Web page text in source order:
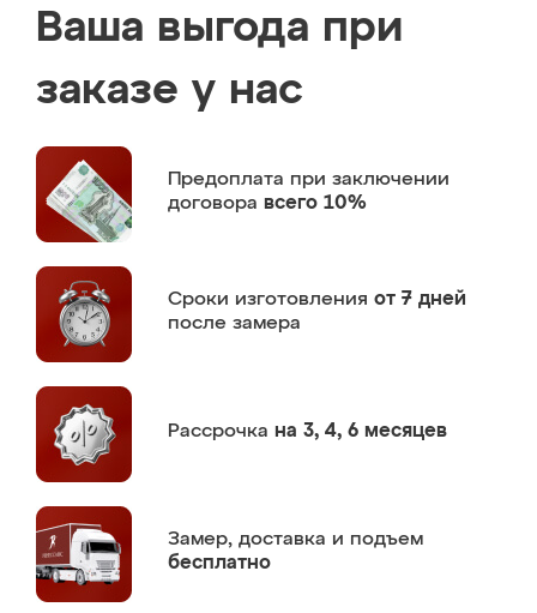
Ваша выгода при
заказе у нас
Предоплата при заключении
договора всего 10%
Сроки изготовления от 7 дней
после замера
Рассрочка на 3, 4, 6 месяцев
Замер, доставка и подъем
бесплатно